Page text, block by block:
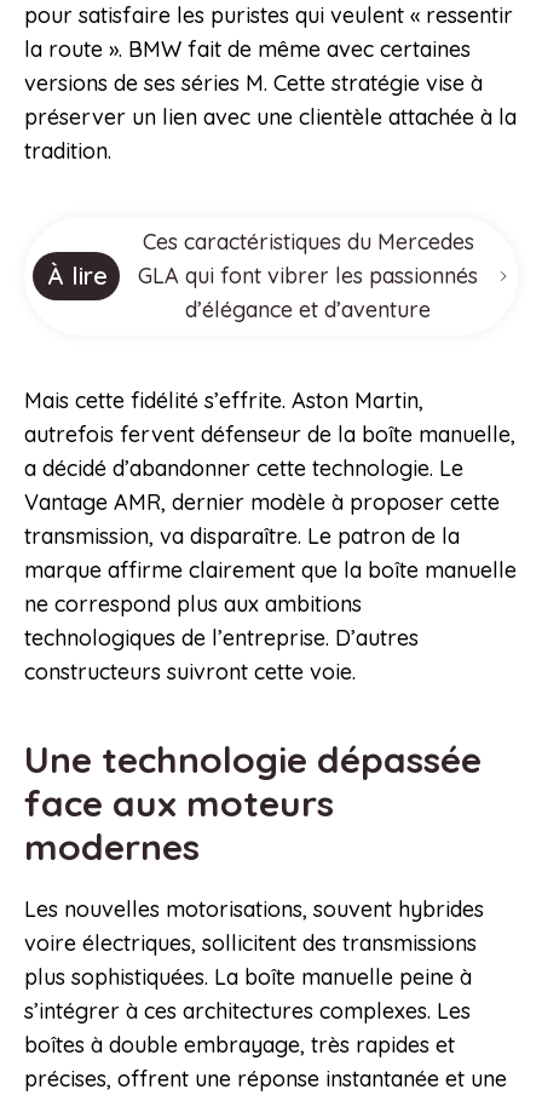
pour satisfaire les puristes qui veulent « ressentir
la route ». BMW fait de même avec certaines
versions de ses séries M. Cette stratégie vise à
préserver un lien avec une clientèle attachée à la
tradition.
À lire
Ces caractéristiques du Mercedes
GLA qui font vibrer les passionnés
d’élégance et d’aventure
Mais cette fidélité s’effrite. Aston Martin,
autrefois fervent défenseur de la boîte manuelle,
a décidé d’abandonner cette technologie. Le
Vantage AMR, dernier modèle à proposer cette
transmission, va disparaître. Le patron de la
marque affirme clairement que la boîte manuelle
ne correspond plus aux ambitions
technologiques de l’entreprise. D’autres
constructeurs suivront cette voie.
Une technologie dépassée
face aux moteurs
modernes
Les nouvelles motorisations, souvent hybrides
voire électriques, sollicitent des transmissions
plus sophistiquées. La boîte manuelle peine à
s’intégrer à ces architectures complexes. Les
boîtes à double embrayage, très rapides et
précises, offrent une réponse instantanée et une